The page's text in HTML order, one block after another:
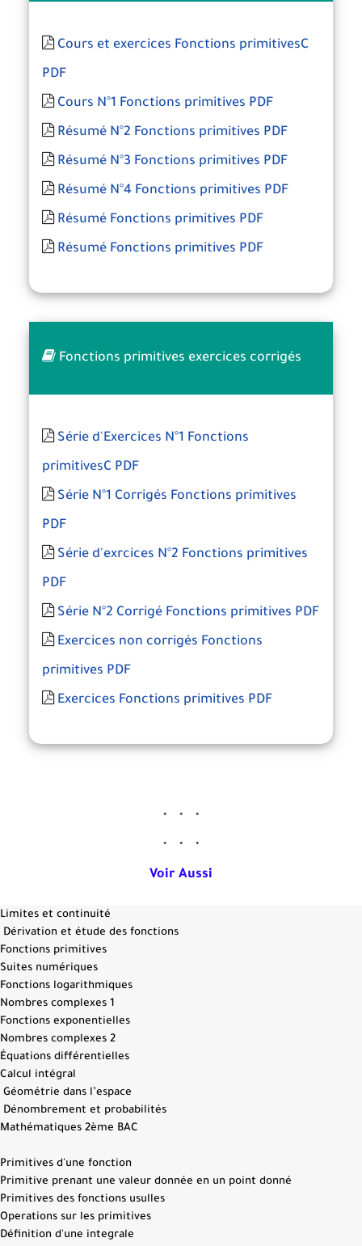
Cours et exercices Fonctions primitivesC
PDF
Cours N°1 Fonctions primitives PDF
Résumé N°2 Fonctions primitives PDF
Résumé N°3 Fonctions primitives PDF
Résumé N°4 Fonctions primitives PDF
Résumé Fonctions primitives PDF
Résumé Fonctions primitives PDF
Fonctions primitives exercices corrigés
Série d'Exercices N°1 Fonctions
primitivesC PDF
Série N°1 Corrigés Fonctions primitives
PDF
Série d'exrcices N°2 Fonctions primitives
PDF
Série N°2 Corrigé Fonctions primitives PDF
Exercices non corrigés Fonctions
primitives PDF
Exercices Fonctions primitives PDF
Voir Aussi
Limites et continuité
Dérivation et étude des fonctions
Fonctions primitives
Suites numériques
Fonctions logarithmiques
Nombres complexes 1
Fonctions exponentielles
Nombres complexes 2
Équations différentielles
Calcul intégral
Géométrie dans l’espace
Dénombrement et probabilités
Mathématiques 2ème BAC
Primitives d'une fonction
Primitive prenant une valeur donnée en un point donné
Primitives des fonctions usulles
Operations sur les primitives
Définition d'une integrale